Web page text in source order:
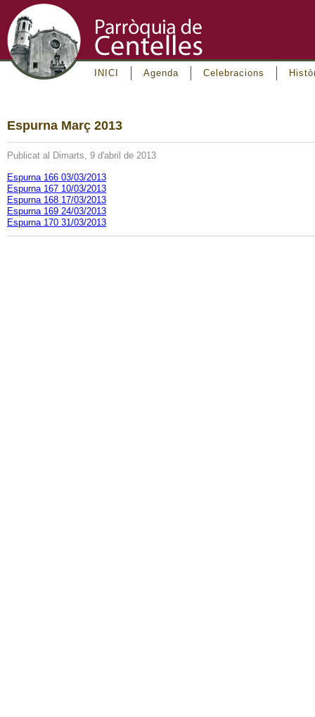
INICI Agenda Celebracions
Espurna Març 2013
Publicat al Dimarts, 9 d'abril de 2013
Espurna 166 03/03/2013
Espurna 167 10/03/2013
Espurna 168 17/03/2013
Espurna 169 24/03/2013
Espurna 170 31/03/2013